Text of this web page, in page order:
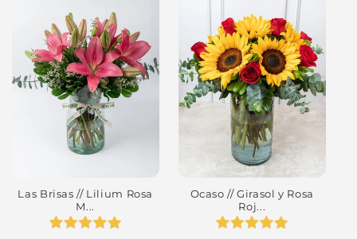
Las Brisas // Lilium Rosa
M...
Ocaso // Girasol y Rosa
Roj...